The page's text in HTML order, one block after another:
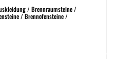
/ Brennraumsteine /
/ Brennofensteine /